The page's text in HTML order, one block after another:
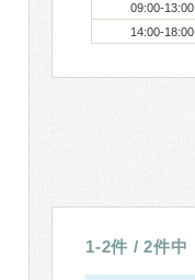
09:00-13:00
14:00-18:00
1-2件 / 2件中